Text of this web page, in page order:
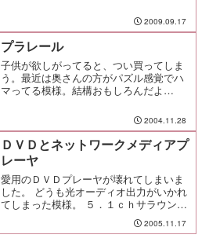
た。だけど、そうも言ってられないくら
いの状況になって、覚悟を決めてパナソ
ニックのサポートに電話をし...
2009.09.17
プラレール
子供が欲しがってると、つい買ってしま
う。最近は奥さんの方がパズル感覚でハ
マってる模様。結構おもしろんだよ
2004.11.28
ＤＶＤとネットワークメディアプ
レーヤ
愛用のＤＶＤプレーヤが壊れてしまいま
した。 どうも光オーディオ出力がいかれ
てしまった模様。 ５．１ｃｈサラウンド
の愛好者としては致命的な故障です。 そ
こで、さっそく新しいものを買いに行き
2005.11.17